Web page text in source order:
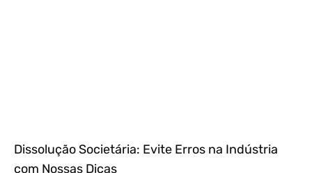
Dissolução Societária: Evite Erros na Indústria
com Nossas Dicas